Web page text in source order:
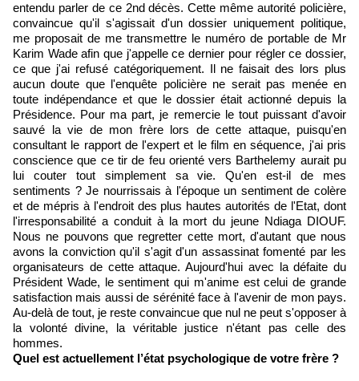
entendu parler de ce 2nd décès. Cette même autorité policière,
convaincue qu'il s'agissait d'un dossier uniquement politique,
me proposait de me transmettre le numéro de portable de Mr
Karim Wade afin que j'appelle ce dernier pour régler ce dossier,
ce que j'ai refusé catégoriquement. Il ne faisait des lors plus
aucun doute que l'enquête policière ne serait pas menée en
toute indépendance et que le dossier était actionné depuis la
Présidence. Pour ma part, je remercie le tout puissant d'avoir
sauvé la vie de mon frère lors de cette attaque, puisqu'en
consultant le rapport de l'expert et le film en séquence, j'ai pris
conscience que ce tir de feu orienté vers Barthelemy aurait pu
lui couter tout simplement sa vie. Qu'en est-il de mes
sentiments ? Je nourrissais à l'époque un sentiment de colère
et de mépris à l'endroit des plus hautes autorités de l'Etat, dont
l'irresponsabilité a conduit à la mort du jeune Ndiaga DIOUF.
Nous ne pouvons que regretter cette mort, d'autant que nous
avons la conviction qu'il s'agit d'un assassinat fomenté par les
organisateurs de cette attaque. Aujourd'hui avec la défaite du
Président Wade, le sentiment qui m'anime est celui de grande
satisfaction mais aussi de sérénité face à l'avenir de mon pays.
Au-delà de tout, je reste convaincue que nul ne peut s'opposer à
la volonté divine, la véritable justice n'étant pas celle des
hommes.
Quel est actuellement l’état psychologique de votre frère ?